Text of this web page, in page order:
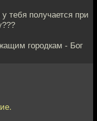
тебя получается при
городкам - Бог